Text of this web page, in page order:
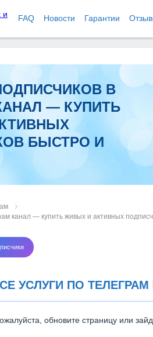
FAQ Новости Гарантии
В
— КУПИТЬ
БЫСТРО И
канал — купить живых и активных
УСЛУГИ ПО
обновите страницу или